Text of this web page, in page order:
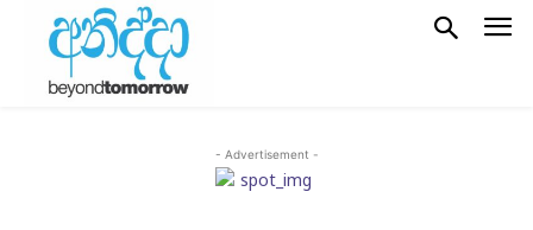
- Advertisement -